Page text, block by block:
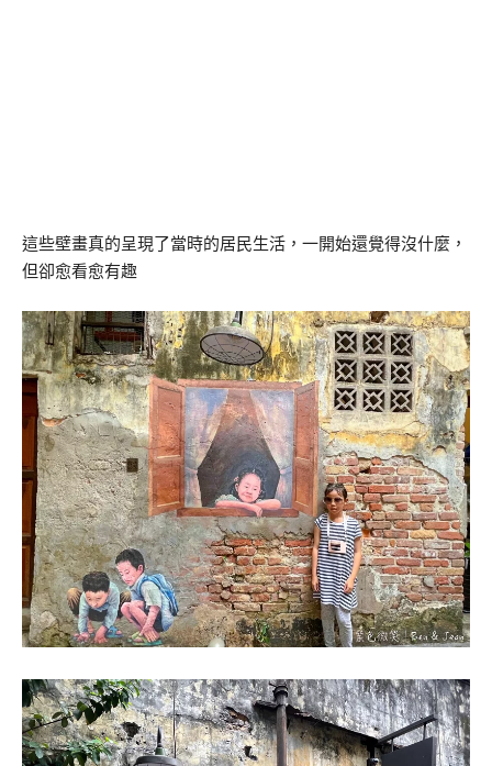
這些壁畫真的呈現了當時的居民生活，一開始還覺得沒什麼，
但卻愈看愈有趣